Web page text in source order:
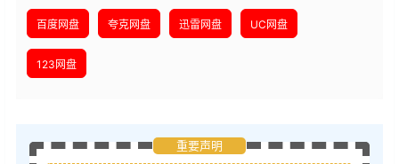
百度网盘 夸克网盘 迅雷网盘 UC网盘
123网盘
重要声明